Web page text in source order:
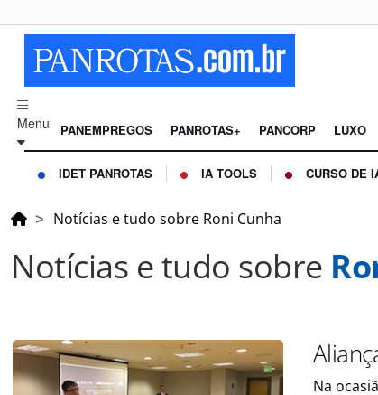
Menu PANEMPREGOS PANROTAS+ PANCORP LUXO
IDET PANROTAS IA TOOLS CURSO DE
Notícias e tudo sobre Roni Cunha
Notícias e tudo sobre
Na